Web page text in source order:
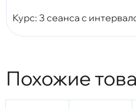
Курс: 3 сеанса с
Похожие